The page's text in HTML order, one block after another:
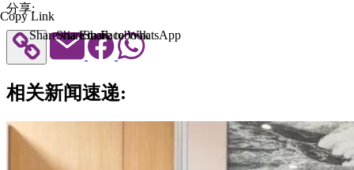
分享:
Copy Link
Share via Email
Share to Facebook
Share to WhatsApp
相关新闻速递: